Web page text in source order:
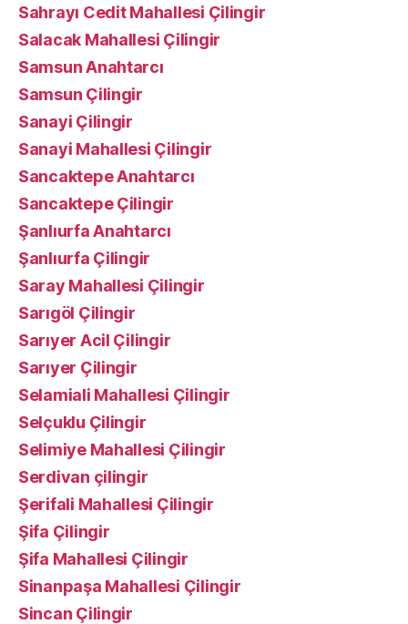
Sahrayı Cedit Mahallesi Çilingir
Salacak Mahallesi Çilingir
Samsun Anahtarcı
Samsun Çilingir
Sanayi Çilingir
Sanayi Mahallesi Çilingir
Sancaktepe Anahtarcı
Sancaktepe Çilingir
Şanlıurfa Anahtarcı
Şanlıurfa Çilingir
Saray Mahallesi Çilingir
Sarıgöl Çilingir
Sarıyer Acil Çilingir
Sarıyer Çilingir
Selamiali Mahallesi Çilingir
Selçuklu Çilingir
Selimiye Mahallesi Çilingir
Serdivan çilingir
Şerifali Mahallesi Çilingir
Şifa Çilingir
Şifa Mahallesi Çilingir
Sinanpaşa Mahallesi Çilingir
Sincan Çilingir